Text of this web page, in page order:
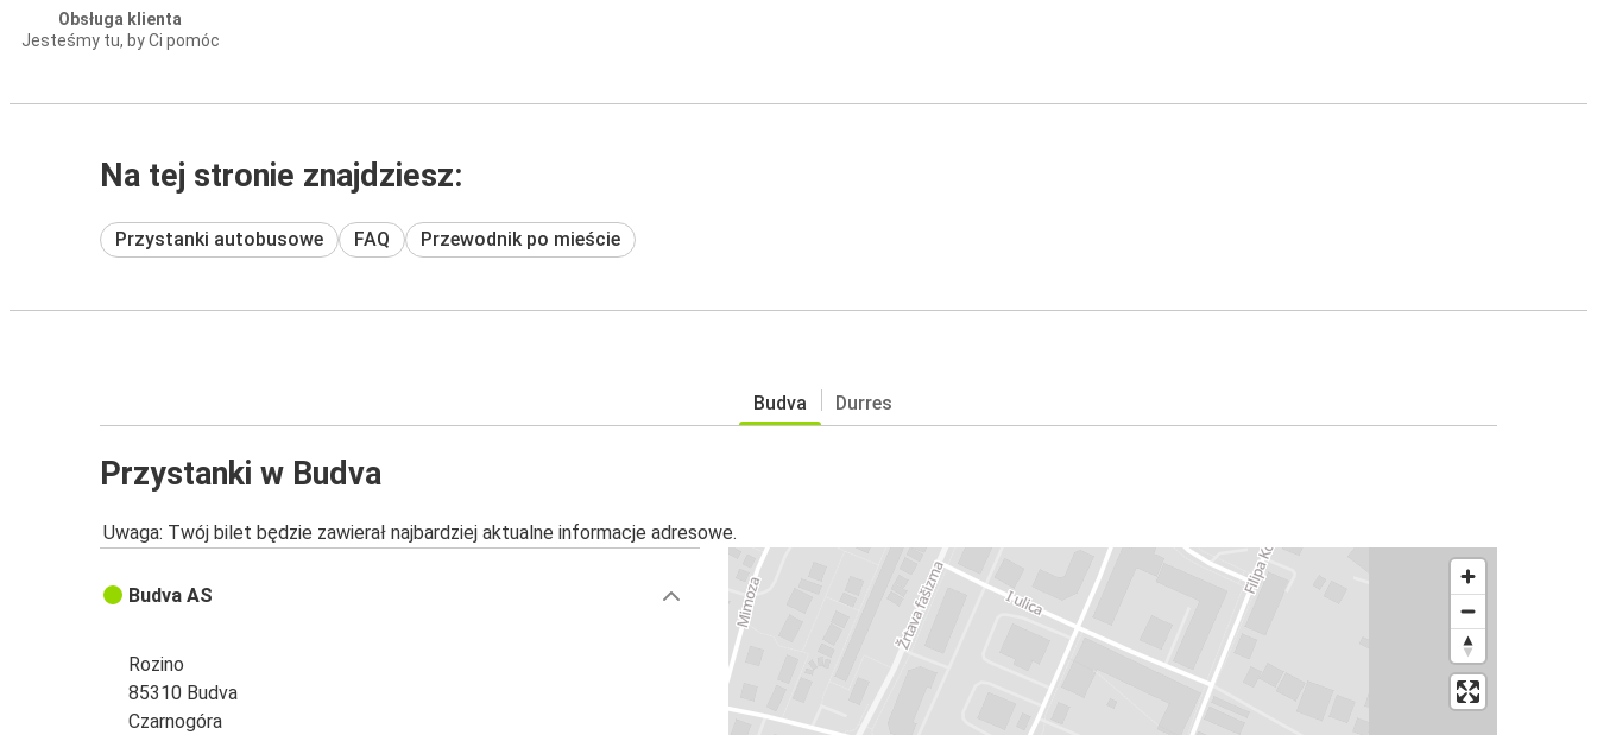
Obsługa klienta
Jesteśmy tu, by Ci pomóc
Na tej stronie znajdziesz:
Przystanki autobusowe FAQ Przewodnik po mieście
Budva Durres
Przystanki w Budva
Uwaga: Twój bilet będzie zawierał najbardziej aktualne informacje adresowe.
Budva AS
Rozino
85310 Budva
Czarnogóra